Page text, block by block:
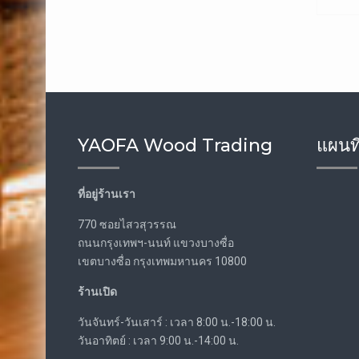
YAOFA Wood Trading
ที่อยู่ร้านเรา
770 ซอยไสวสุวรรณ
ถนนกรุงเทพฯ-นนท์ แขวงบางซื่อ
เขตบางซื่อ กรุงเทพมหานคร 10800
ร้านเปิด
วันจันทร์-วันเสาร์ : เวลา 8:00 น.-18:00 น.
วันอาทิตย์ : เวลา 9:00 น.-14:00 น.
แผน